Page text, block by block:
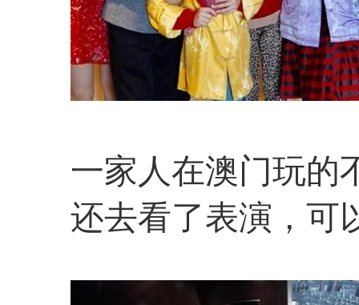
一家人在澳门玩的
还去看了表演，可